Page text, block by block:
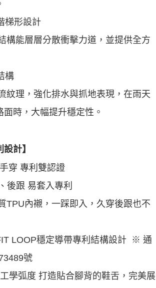
梯形設計
能層層分散衝擊力道，並提供全方
構
理，強化排水與抓地表現，在雨天
時，大幅提升穩定性。
計】
穿 專利雙認證
後跟 易套入專利
內襯，一踩即入，久穿後跟也不
LOOP穩定導帶專利結構設計 ※ 通
號
弧度 打造貼合腳背的鞋舌，完美展